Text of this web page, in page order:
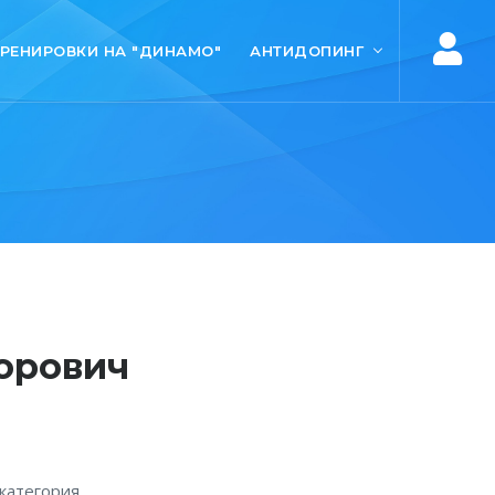
НА "ДИНАМО" АНТИДОПИНГ